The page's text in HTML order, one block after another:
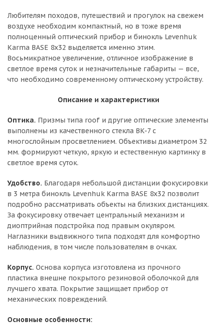
Любителям походов, путешествий и прогулок на свежем
воздухе необходим компактный, но в тоже время
полноценный оптический прибор и бинокль Levenhuk
Karma BASE 8x32 выделяется именно этим.
Восьмикратное увеличение, отличное изображение в
светлое время суток и незначительные габариты — все,
что необходимо современному оптическому устройству.
Описание и характеристики
Оптика. Призмы типа roof и другие оптические элементы
выполнены из качественного стекла BK-7 с
многослойным просветлением. Объективы диаметром 32
мм. формируют четкую, яркую и естественную картинку в
светлое время суток.
Удобство. Благодаря небольшой дистанции фокусировки
в 3 метра бинокль Levenhuk Karma BASE 8x32 позволит
подробно рассматривать объекты на близких дистанциях.
За фокусировку отвечает центральный механизм и
диоптрийная подстройка под правым окуляром.
Наглазники выдвижного типа подходят для комфортно
наблюдения, в том числе пользователям в очках.
Корпус. Основа корпуса изготовлена из прочного
пластика внешне покрытого резиновой оболочкой для
лучшего хвата. Покрытие защищает прибор от
механических повреждений.
Основные особенности: